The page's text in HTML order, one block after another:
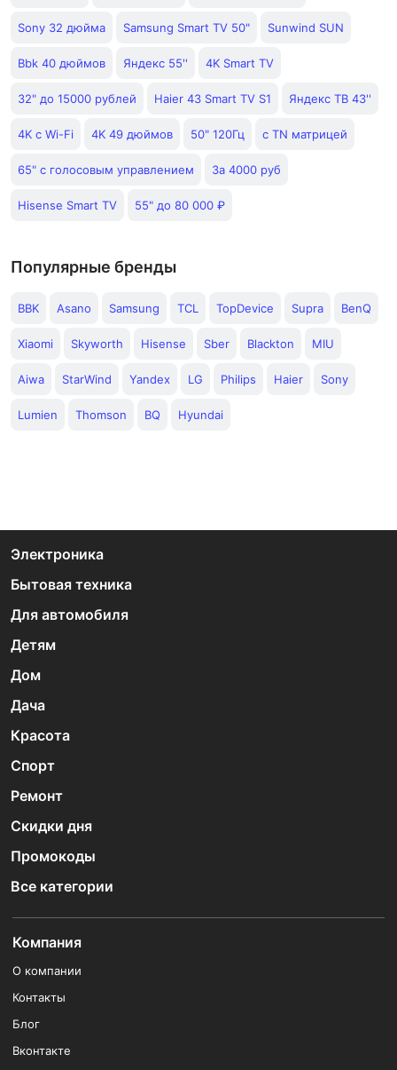
Sony 32 дюйма Samsung Smart TV 50" Sunwind SUN
Bbk 40 дюймов Яндекс 55'' 4K Smart TV
32" до 15000 рублей Haier 43 Smart TV S1 Яндекс ТВ 43''
4K с Wi-Fi 4K 49 дюймов 50" 120Гц с TN матрицей
65" с голосовым управлением За 4000 руб
Hisense Smart TV 55" до 80 000 ₽
Популярные бренды
BBK Asano Samsung TCL TopDevice Supra BenQ
Xiaomi Skyworth Hisense Sber Blackton MIU
Aiwa StarWind Yandex LG Philips Haier Sony
Lumien Thomson BQ Hyundai
Электроника
Бытовая техника
Для автомобиля
Детям
Дом
Дача
Красота
Спорт
Ремонт
Скидки дня
Промокоды
Все категории
Компания
О компании
Контакты
Блог
Вконтакте